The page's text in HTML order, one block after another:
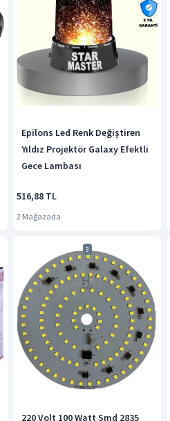
Epilons Led Renk Değiştiren
Yıldız Projektör Galaxy Efektli
Gece Lambası
516,88 TL
2 Mağazada
3
220 Volt 100 Watt Smd 2835